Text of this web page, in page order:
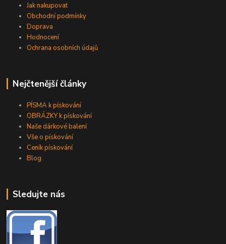
Jak nakupovat
Obchodní podmínky
Doprava
Hodnocení
Ochrana osobních údajů
Nejčtenější články
PÍSMA k pískování
OBRÁZKY k pískování
Naše dárkové balení
Vše o pískování
Ceník pískování
Blog
Sledujte nás